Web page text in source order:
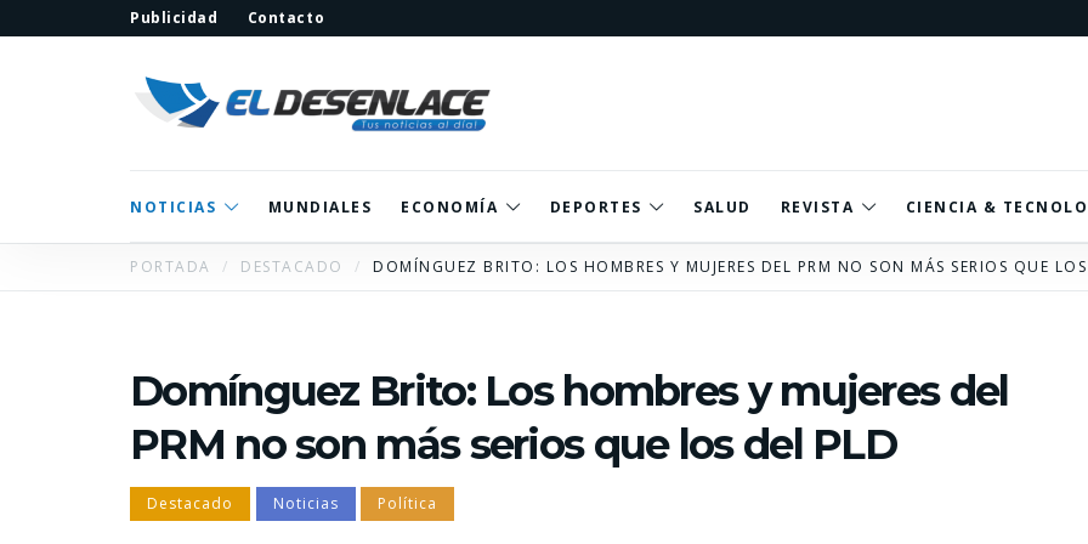
Publicidad Contacto
NOTICIAS MUNDIALES ECONOMÍA DEPORTES SALUD REVISTA CIENCIA &
PORTADA DESTACADO DOMÍNGUEZ BRITO: LOS HOMBRES Y MUJERES DEL PRM NO SON MÁS SERIOS QUE
Domínguez Brito: Los hombres y mujeres del
PRM no son más serios que los del PLD
Destacado Noticias Política